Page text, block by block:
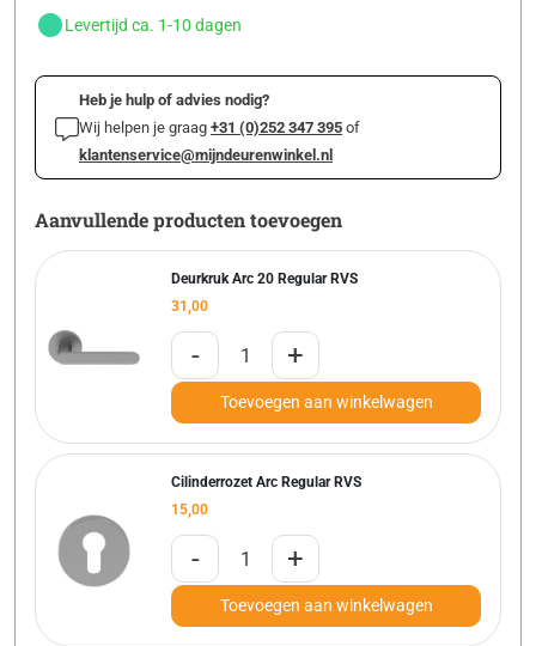
Levertijd ca. 1-10 dagen
Heb je hulp of advies nodig?
Wij helpen je graag +31 (0)252 347 395 of
klantenservice@mijndeurenwinkel.nl
Aanvullende producten toevoegen
Deurkruk Arc 20 Regular RVS
31,00
- +
Toevoegen aan winkelwagen
Cilinderrozet Arc Regular RVS
15,00
- +
Toevoegen aan winkelwagen